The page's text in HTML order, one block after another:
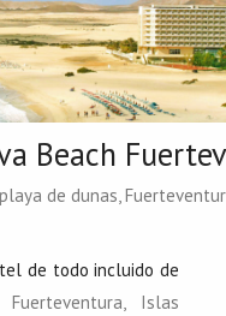
Beach
de dunas,
de todo incluido de
Islas